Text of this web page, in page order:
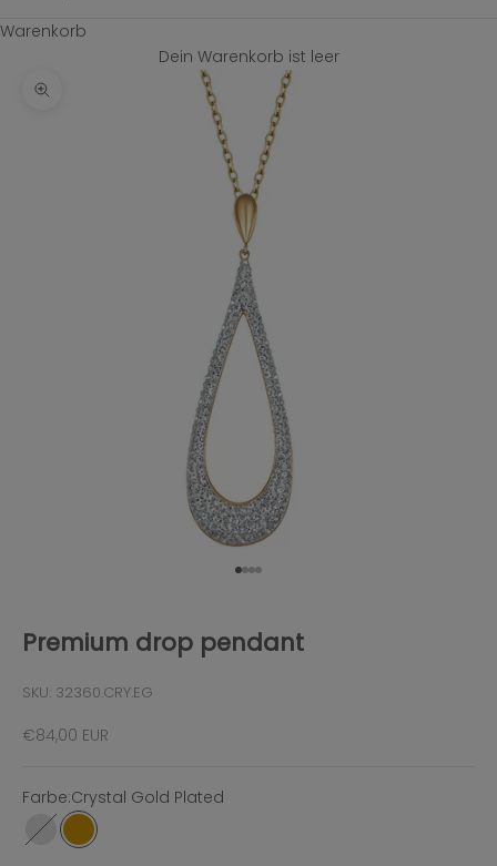
Warenkorb
Dein Warenkorb ist leer
Bild vergrößern
Gehe zu Element 1
Gehe zu Element 2
Gehe zu Element 3
Gehe zu Element 4
Premium drop pendant
SKU: 32360.CRY.EG
Angebot
€84,00 EUR
Farbe:Crystal Gold Plated
Stainless Steel
Crystal Gold Plated